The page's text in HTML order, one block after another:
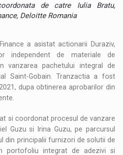
de catre Iulia Bratu,
Deloitte Romania
a asistat actionarii Duraziv,
independent de materiale de
vanzarea pachetului integral de
Saint-Gobain. Tranzactia a fost
dupa obtinerea aprobarilor din
si coordonat procesul de vanzare
Guzu si Irina Guzu, pe parcursul
din principalii furnizori de solutii de
portofoliu integrat de adezivi si